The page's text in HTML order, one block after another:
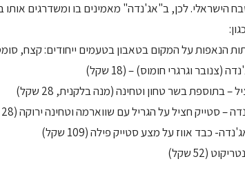
הישראלי. לכן, ב"אג'נדה" מאמינים בו ומשדרגים אותו
הנאפות על המקום בטאבון בטעמים ייחודים: קצח,
(צנובר וגרגרי חומוס) – (18 שקל)
– בתוספת בשר טחון וטחינה (מנה בלקנית, 28 שקל)
– סטייק חציל על הגריל עם שווארמה וטחינה ירוקה (28 שקל)
כבד אווז על מצע סטייק פילה (109 שקל)
(52 שקל)